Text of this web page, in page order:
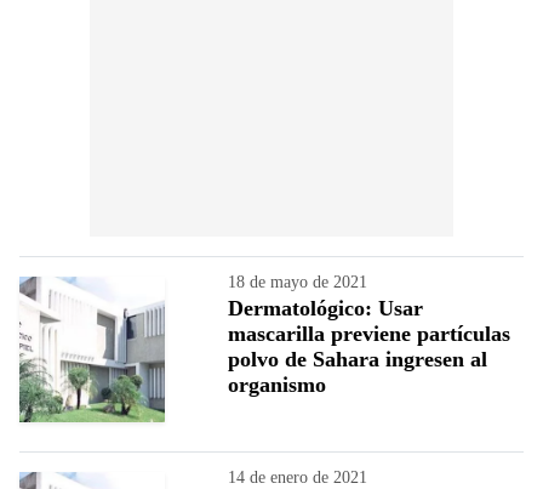
18 de mayo de 2021
Dermatológico: Usar
mascarilla previene partículas
polvo de Sahara ingresen al
organismo
14 de enero de 2021